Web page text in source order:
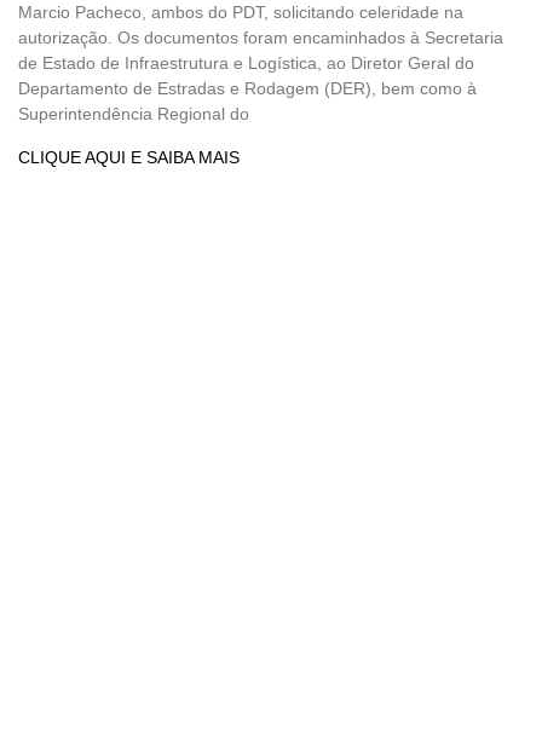
Marcio Pacheco, ambos do PDT, solicitando celeridade na
autorização. Os documentos foram encaminhados à Secretaria
de Estado de Infraestrutura e Logística, ao Diretor Geral do
Departamento de Estradas e Rodagem (DER), bem como à
Superintendência Regional do
CLIQUE AQUI E SAIBA MAIS